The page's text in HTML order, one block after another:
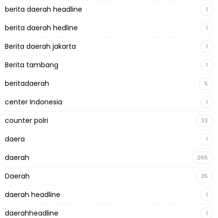
berita daerah headline 1
berita daerah hedline 1
Berita daerah jakarta 1
Berita tambang 1
beritadaerah 5
center Indonesia 1
counter polri 33
daera 1
daerah 265
Daerah 35
daerah headline 1
daerahheadline 1